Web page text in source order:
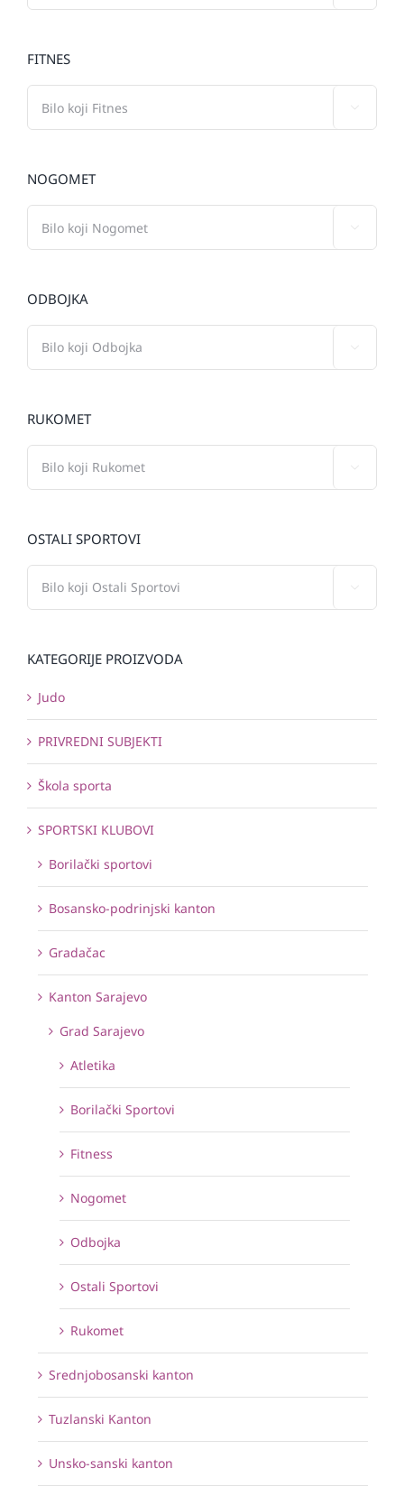
FITNES
NOGOMET
ODBOJKA
RUKOMET
OSTALI SPORTOVI
KATEGORIJE PROIZVODA
Judo
PRIVREDNI SUBJEKTI
Škola sporta
SPORTSKI KLUBOVI
Borilački sportovi
Bosansko-podrinjski kanton
Gradačac
Kanton Sarajevo
Grad Sarajevo
Atletika
Borilački Sportovi
Fitness
Nogomet
Odbojka
Ostali Sportovi
Rukomet
Srednjobosanski kanton
Tuzlanski Kanton
Unsko-sanski kanton